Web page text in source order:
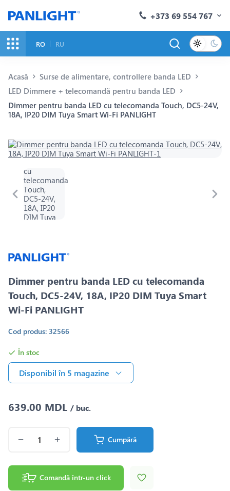
+373 69 554 767
RO RU
Acasă
Surse de alimentare, controllere banda LED
LED Dimmere + telecomandă pentru banda LED
Dimmer pentru banda LED cu telecomanda Touch, DC5-24V,
18A, IP20 DIM Tuya Smart Wi-Fi PANLIGHT
Dimmer pentru banda LED cu telecomanda
Touch, DC5-24V, 18A, IP20 DIM Tuya Smart
Wi-Fi PANLIGHT
Cod produs: 32566
În stoc
Disponibil în 5 magazine
639.00 MDL / buc.
Cumpără
Comandă într-un click